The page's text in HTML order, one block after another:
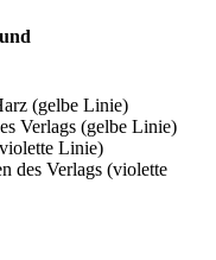
(gelbe Linie)
Verlags (gelbe Linie)
Linie)
des Verlags (violette